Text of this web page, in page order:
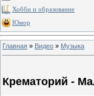
Хобби и образование
Юмор
Главная » Видео » Музыка
Крематорий -